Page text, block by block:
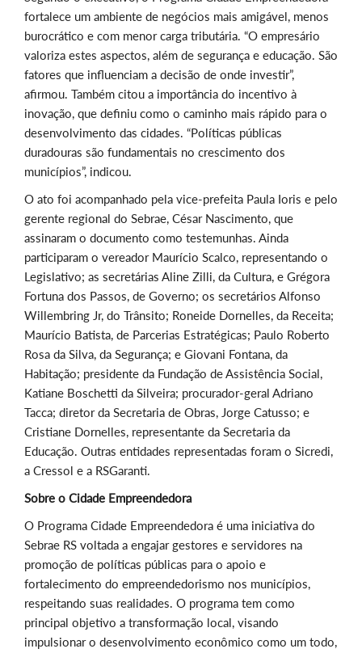
fortalece um ambiente de negócios mais amigável, menos
burocrático e com menor carga tributária. “O empresário
valoriza estes aspectos, além de segurança e educação. São
fatores que influenciam a decisão de onde investir”,
afirmou. Também citou a importância do incentivo à
inovação, que definiu como o caminho mais rápido para o
desenvolvimento das cidades. “Políticas públicas
duradouras são fundamentais no crescimento dos
municípios”, indicou.
O ato foi acompanhado pela vice-prefeita Paula Ioris e pelo
gerente regional do Sebrae, César Nascimento, que
assinaram o documento como testemunhas. Ainda
participaram o vereador Maurício Scalco, representando o
Legislativo; as secretárias Aline Zilli, da Cultura, e Grégora
Fortuna dos Passos, de Governo; os secretários Alfonso
Willembring Jr, do Trânsito; Roneide Dornelles, da Receita;
Maurício Batista, de Parcerias Estratégicas; Paulo Roberto
Rosa da Silva, da Segurança; e Giovani Fontana, da
Habitação; presidente da Fundação de Assistência Social,
Katiane Boschetti da Silveira; procurador-geral Adriano
Tacca; diretor da Secretaria de Obras, Jorge Catusso; e
Cristiane Dornelles, representante da Secretaria da
Educação. Outras entidades representadas foram o Sicredi,
a Cressol e a RSGaranti.
Sobre o Cidade Empreendedora
O Programa Cidade Empreendedora é uma iniciativa do
Sebrae RS voltada a engajar gestores e servidores na
promoção de políticas públicas para o apoio e
fortalecimento do empreendedorismo nos municípios,
respeitando suas realidades. O programa tem como
principal objetivo a transformação local, visando
impulsionar o desenvolvimento econômico como um todo,